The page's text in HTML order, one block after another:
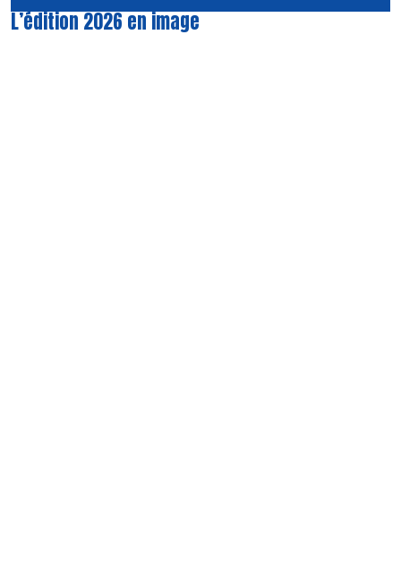
L’édition 2026 en image